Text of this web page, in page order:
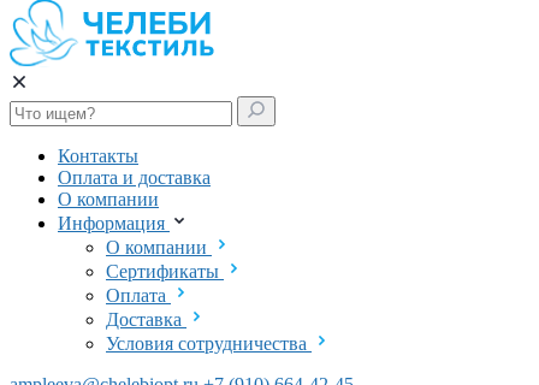
Контакты
Оплата и доставка
О компании
Информация
О компании
Сертификаты
Оплата
Доставка
Условия сотрудничества